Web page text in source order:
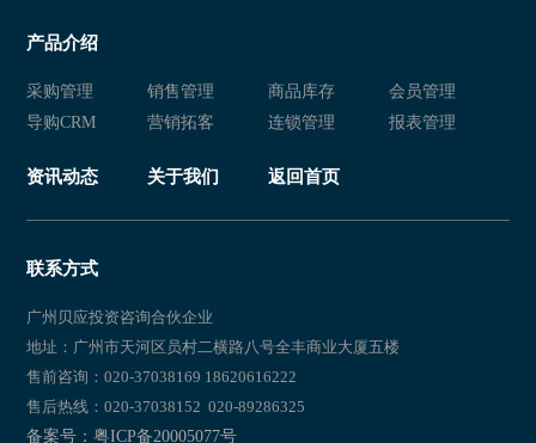
产品介绍
采购管理 销售管理 商品库存
会员管理
导购CRM
营销拓客 连锁管理 报表管理
资讯动态 关于我们 返回首页
联系方式
广州贝应投资咨询合伙企业
地址：广州市天河区员村二横路八号全丰商业大厦五楼
售前咨询：020-37038169 18620616222
售后热线：020-37038152 020-89286325
备案号：粤ICP备20005077号